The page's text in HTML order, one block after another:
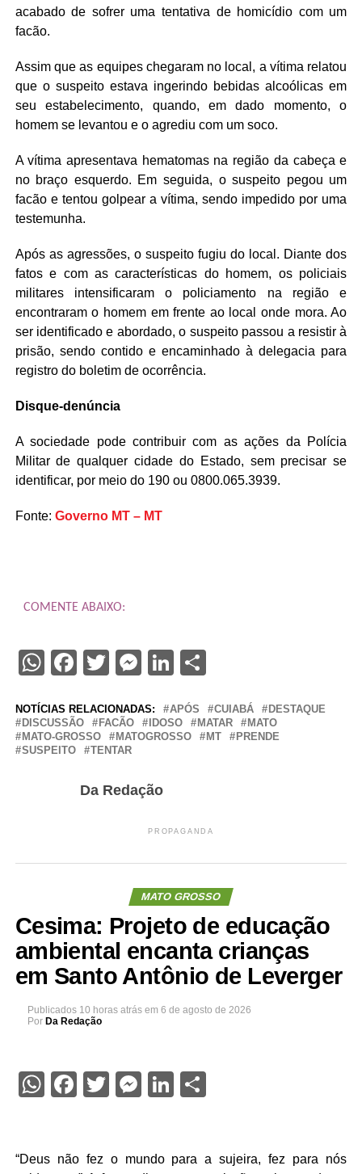
acabado de sofrer uma tentativa de homicídio com um
facão.
Assim que as equipes chegaram no local, a vítima relatou
que o suspeito estava ingerindo bebidas alcoólicas em
seu estabelecimento, quando, em dado momento, o
homem se levantou e o agrediu com um soco.
A vítima apresentava hematomas na região da cabeça e
no braço esquerdo. Em seguida, o suspeito pegou um
facão e tentou golpear a vítima, sendo impedido por uma
testemunha.
Após as agressões, o suspeito fugiu do local. Diante dos
fatos e com as características do homem, os policiais
militares intensificaram o policiamento na região e
encontraram o homem em frente ao local onde mora. Ao
ser identificado e abordado, o suspeito passou a resistir à
prisão, sendo contido e encaminhado à delegacia para
registro do boletim de ocorrência.
Disque-denúncia
A sociedade pode contribuir com as ações da Polícia
Militar de qualquer cidade do Estado, sem precisar se
identificar, por meio do 190 ou 0800.065.3939.
Fonte: Governo MT – MT
COMENTE ABAIXO:
WhatsApp
Facebook
Twitter
Messenger
LinkedIn
Share
NOTÍCIAS RELACIONADAS: APÓS CUIABÁ
DESTAQUE
DISCUSSÃO
FACÃO IDOSO MATAR
MATO
MATO-GROSSO
MATOGROSSO MT
PRENDE
SUSPEITO
TENTAR
Da Redação
PROPAGANDA
MATO GROSSO
Cesima: Projeto de educação
ambiental encanta crianças
em Santo Antônio de Leverger
Publicados 10 horas atrás em 6 de agosto de 2026
Por Da Redação
WhatsApp
Facebook
Twitter
Messenger
LinkedIn
Share
“Deus não fez o mundo para a sujeira, fez para nós